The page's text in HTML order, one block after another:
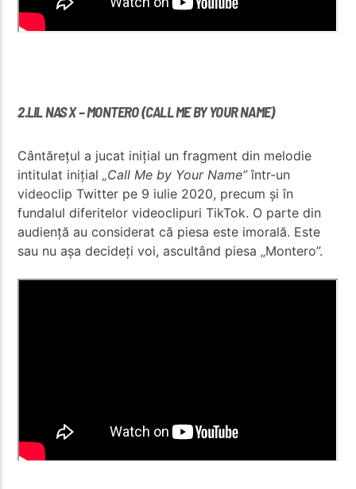
2.LIL NAS X – MONTERO (CALL ME BY YOUR NAME)
Cântărețul a jucat inițial un fragment din melodie
intitulat inițial„Call Me by Your Name”într-un
videoclip Twitter pe 9 iulie 2020, precum și în
fundalul diferitelor videoclipuri TikTok. O parte din
audiență au considerat că piesa este imorală. Este
sau nu așa decideți voi,ascultând piesa „Montero”.